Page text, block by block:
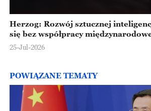
Herzog: Rozwój sztucznej
się bez współpracy
25-Jul-2026
POWIĄZANE TEMATY